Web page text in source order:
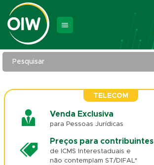
Pesquisar
TELECOM
Venda Exclusiva
para Pessoas Jurídicas
Preços para contribuintes
de ICMS Interestaduais e
não contemplam ST/DIFAL*